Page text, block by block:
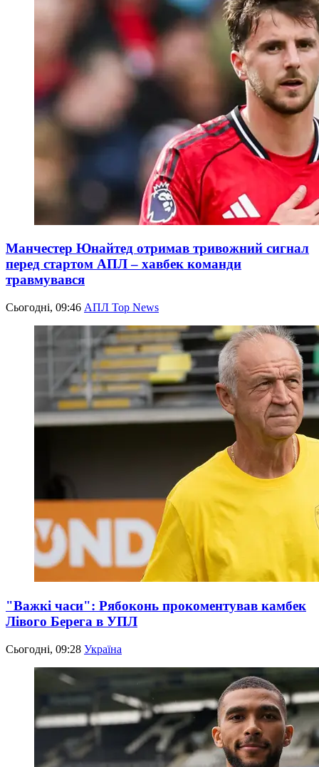
Манчестер Юнайтед отримав тривожний сигнал
перед стартом АПЛ – хавбек команди
травмувався
Сьогодні, 09:46 АПЛ Top News
"Важкі часи": Рябоконь прокоментував камбек
Лівого Берега в УПЛ
Сьогодні, 09:28 Україна